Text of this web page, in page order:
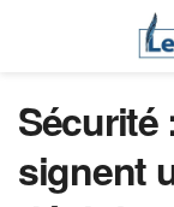
Sécurité
signent